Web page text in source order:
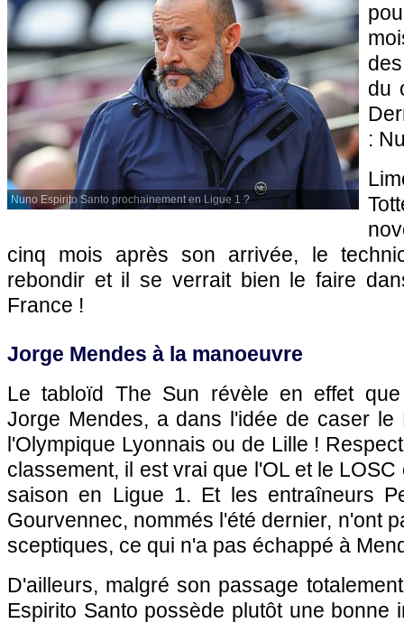
Nuno Espirito Santo prochainement en Ligue 1 ?
du
:
cinq mois après son arrivée, le
rebondir et il se verrait bien le faire
France !
Jorge Mendes à la manoeuvre
Le tabloïd The Sun révèle en effet
Jorge Mendes, a dans l'idée de caser le
l'Olympique Lyonnais ou de Lille !
classement, il est vrai que l'OL et le
saison en Ligue 1. Et les entraîneurs
Gourvennec, nommés l'été dernier, n'ont
sceptiques, ce qui n'a pas échappé à
D'ailleurs, malgré son passage
Espirito Santo possède plutôt une bonne